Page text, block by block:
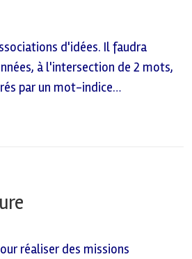
d'idées. Il faudra
à l'intersection de 2 mots,
par un mot-indice…
réaliser des missions